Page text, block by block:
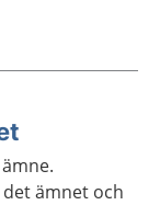
ämnet och